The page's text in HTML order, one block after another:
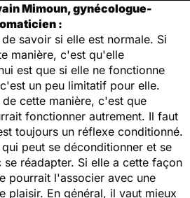
Mimoun, gynécologue-
:
savoir si elle est normale. Si
manière, c'est qu'elle
est que si elle ne fonctionne
un peu limitatif pour elle.
cette manière, c'est que
fonctionner autrement. Il faut
toujours un réflexe conditionné.
peut se déconditionner et se
réadapter. Si elle a cette façon
pourrait l'associer avec une
plaisir. En général, il vaut mieux